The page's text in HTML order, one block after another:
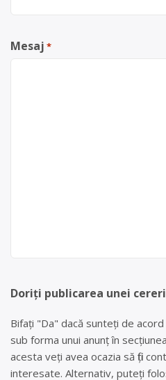
Mesaj *
Doriți publicarea unei
Bifați "Da" dacă sunteți de
sub forma unui anunț în
acesta veți avea ocazia să fiți
interesate. Alternativ, puteți